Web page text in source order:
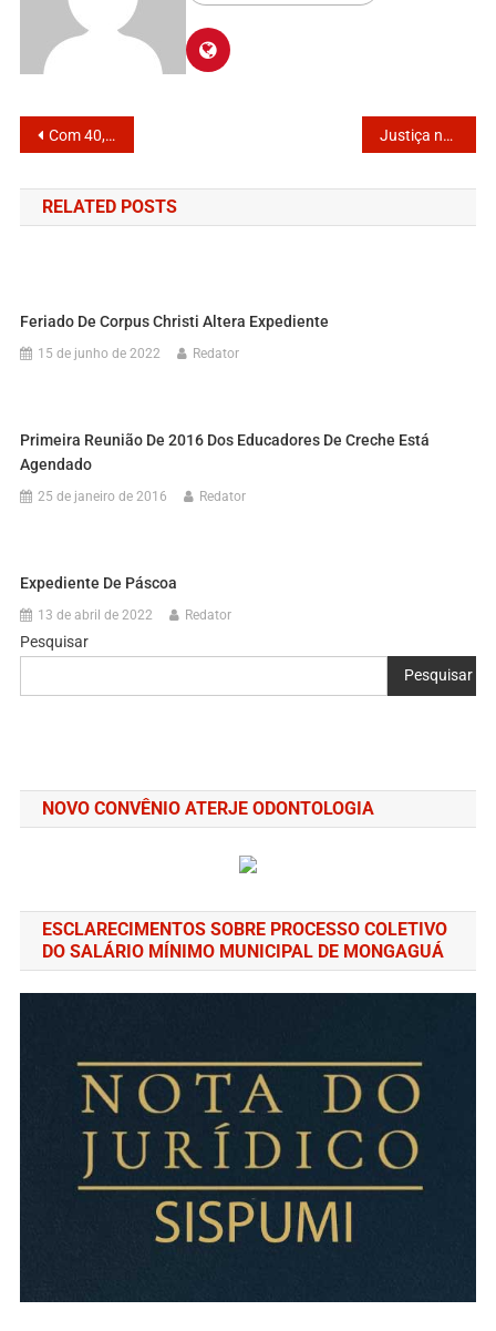
Com 40,51% dos votos, Tiago Cervantes é eleito prefeito de Itanhaém Justiça nega pedido de revisão de valores do processo de “Um salário mínimo e meio”
RELATED POSTS
Feriado De Corpus Christi Altera Expediente
15 de junho de 2022 Redator
Primeira Reunião De 2016 Dos Educadores De Creche Está
Agendado
25 de janeiro de 2016 Redator
Expediente De Páscoa
13 de abril de 2022 Redator
Pesquisar
Pesquisar
NOVO CONVÊNIO ATERJE ODONTOLOGIA
ESCLARECIMENTOS SOBRE PROCESSO COLETIVO
DO SALÁRIO MÍNIMO MUNICIPAL DE MONGAGUÁ